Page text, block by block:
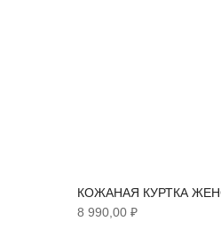
КОЖАНАЯ КУРТКА
8 990,00 ₽